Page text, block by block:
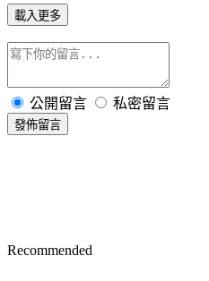
載入更多
公開留言 私密留言
發佈留言
Recommended